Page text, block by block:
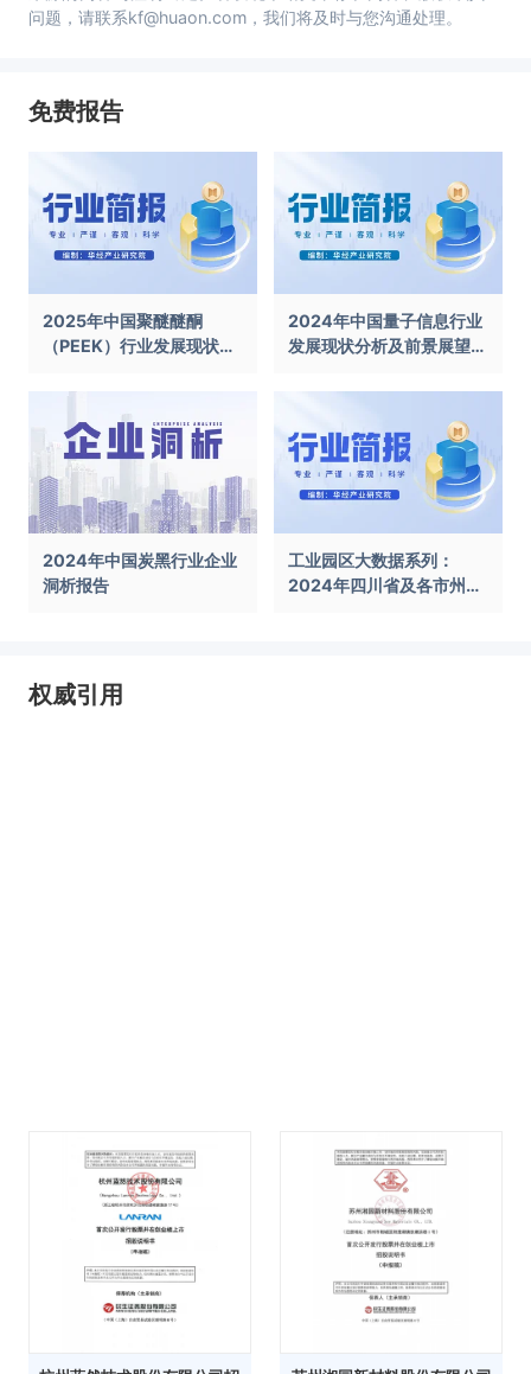
问题，请联系kf@huaon.com，我们将及时与您沟通处理。
免费报告
2025年中国聚醚醚酮
（PEEK）行业发展现状及
2024年中国量子信息行业
发展现状分析及前景展望报
2024年中国炭黑行业企业
洞析报告
工业园区大数据系列：
2024年四川省及各市州工
权威引用